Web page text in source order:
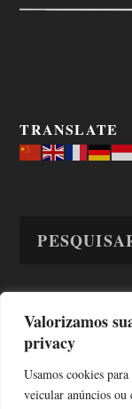
Valorizamos
privacy
Usamos cookies
veicular anúncios ou
TRANSLATE
TODAS OS